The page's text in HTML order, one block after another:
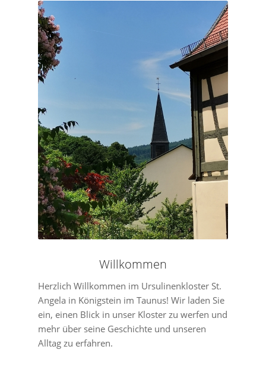
Willkommen
Herzlich Willkommen im Ursulinenkloster St.
Angela in Königstein im Taunus! Wir laden Sie
ein, einen Blick in unser Kloster zu werfen und
mehr über seine Geschichte und unseren
Alltag zu erfahren.